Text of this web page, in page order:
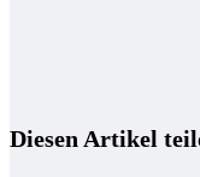
Diesen Artikel